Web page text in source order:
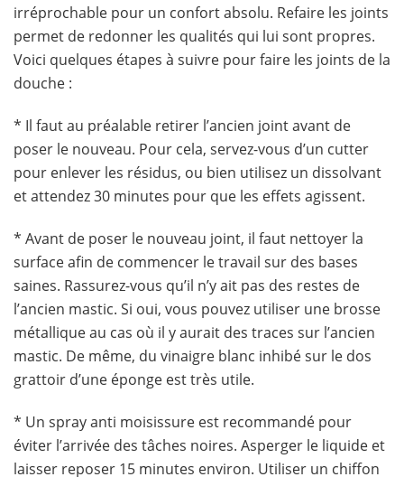
irréprochable pour un confort absolu. Refaire les joints
permet de redonner les qualités qui lui sont propres.
Voici quelques étapes à suivre pour faire les joints de la
douche :
* Il faut au préalable retirer l’ancien joint avant de
poser le nouveau. Pour cela, servez-vous d’un cutter
pour enlever les résidus, ou bien utilisez un dissolvant
et attendez 30 minutes pour que les effets agissent.
* Avant de poser le nouveau joint, il faut nettoyer la
surface afin de commencer le travail sur des bases
saines. Rassurez-vous qu’il n’y ait pas des restes de
l’ancien mastic. Si oui, vous pouvez utiliser une brosse
métallique au cas où il y aurait des traces sur l’ancien
mastic. De même, du vinaigre blanc inhibé sur le dos
grattoir d’une éponge est très utile.
* Un spray anti moisissure est recommandé pour
éviter l’arrivée des tâches noires. Asperger le liquide et
laisser reposer 15 minutes environ. Utiliser un chiffon